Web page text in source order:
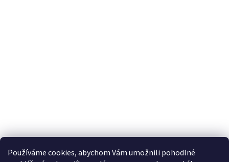
Používáme cookies, abychom Vám umožnili pohodlné